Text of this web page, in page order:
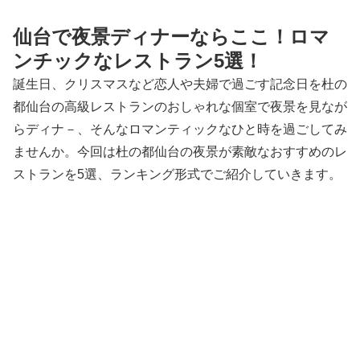
仙台で夜景ディナーならここ！ロマ
ンチックなレストラン5選！
誕生日、クリスマスなど恋人や夫婦で過ごす記念日を杜の
都仙台の高級レストランのおしゃれな個室で夜景を見なが
らディナ－、そんなロマンティックなひと時を過ごしてみ
ませんか。今回は杜の都仙台の夜景が素敵なおすすめのレ
ストランを5選、ランキング形式でご紹介していきます。